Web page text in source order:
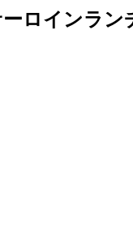
ーロインラン